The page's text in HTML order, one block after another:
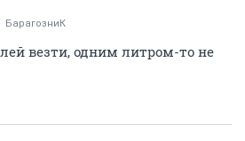
БарагозниК
везти, одним литром-то не